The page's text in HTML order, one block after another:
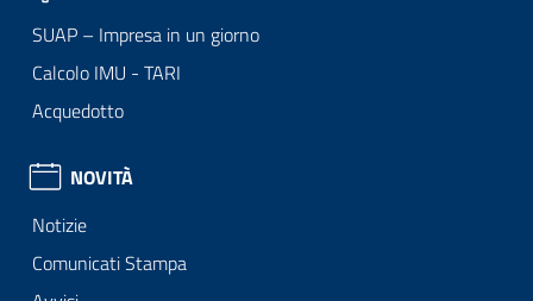
SUAP – Impresa in un giorno
Calcolo IMU - TARI
Acquedotto
NOVITÀ
Notizie
Comunicati Stampa